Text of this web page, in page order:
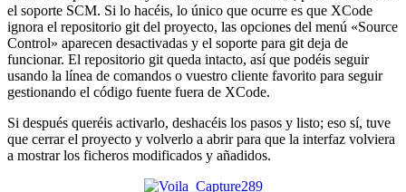
el soporte SCM. Si lo hacéis, lo único que ocurre es que XCode
ignora el repositorio git del proyecto, las opciones del menú «Source
Control» aparecen desactivadas y el soporte para git deja de
funcionar. El repositorio git queda intacto, así que podéis seguir
usando la línea de comandos o vuestro cliente favorito para seguir
gestionando el código fuente fuera de XCode.
Si después queréis activarlo, deshacéis los pasos y listo; eso sí, tuve
que cerrar el proyecto y volverlo a abrir para que la interfaz volviera
a mostrar los ficheros modificados y añadidos.